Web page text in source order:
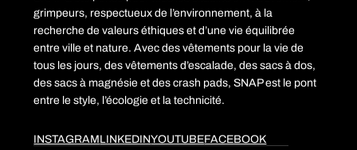
grimpeurs, respectueux de l’environnement, à la
recherche de valeurs éthiques et d’une vie équilibrée
entre ville et nature. Avec des vêtements pour la vie de
tous les jours, des vêtements d’escalade, des sacs à dos,
des sacs à magnésie et des crash pads, SNAP est le pont
entre le style, l’écologie et la technicité.
INSTAGRAMLINKEDINYOUTUBEFACEBOOK